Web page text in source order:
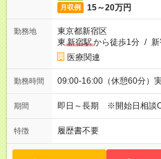
月収例 15～20万円
勤務地
東京都新宿区
東 新宿駅から徒歩1分 /
医療関連
勤務時間 09:00-16:00（休憩60分）
期間 即日～長期 ※開始日相談
特徴 履歴書不要